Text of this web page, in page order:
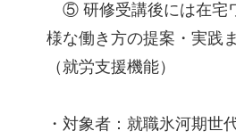
⑤ 研修受講後には在宅
様な働き方の提案・実践
（就労支援機能）
・対象者：就職氷河期世